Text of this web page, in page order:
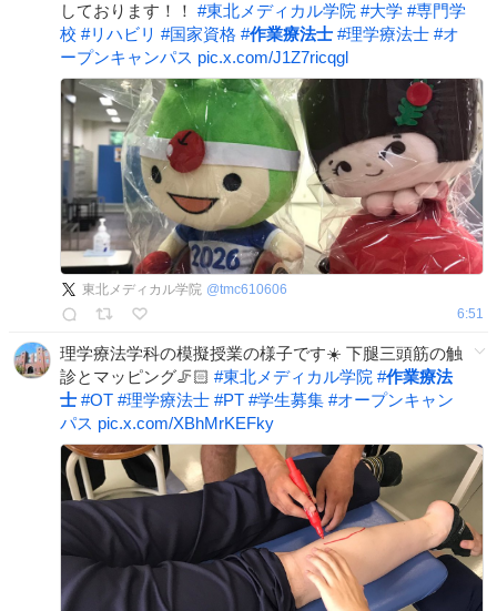
しております！！ #東北メディカル学院 #大学 #専門学
校 #リハビリ #国家資格 #作業療法士 #理学療法士 #オ
ープンキャンパス pic.x.com/J1Z7ricqgl
東北メディカル学院 @tmc610606
6:51
理学療法学科の模擬授業の様子です☀️ 下腿三頭筋の触
診とマッピング🦵🏻 #東北メディカル学院 #作業療法
士 #OT #理学療法士 #PT #学生募集 #オープンキャン
パス pic.x.com/XBhMrKEFky